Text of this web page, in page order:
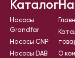
Каталог
Насосы
Grandfar
Насосы CNP
Насосы DAB
О